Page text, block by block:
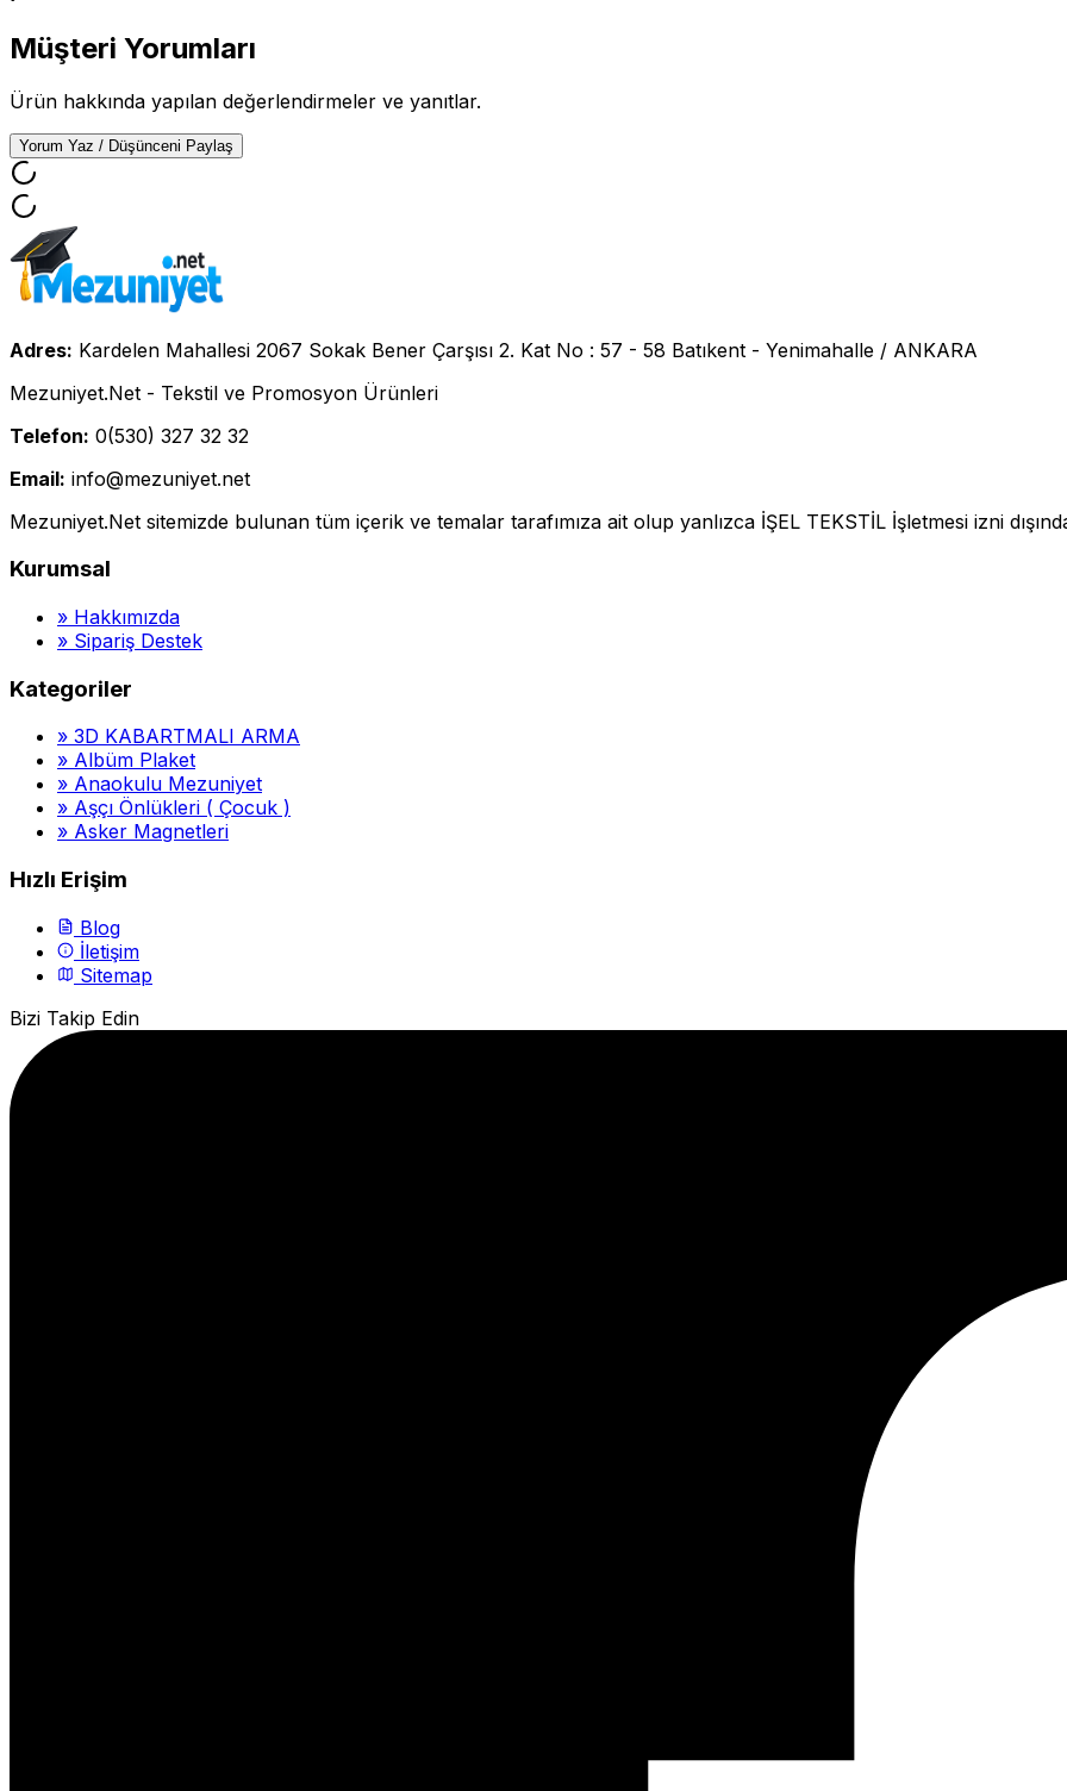
Müşteri Yorumları
Ürün hakkında yapılan değerlendirmeler ve yanıtlar.
Yorum Yaz / Düşünceni Paylaş
Adres: Kardelen Mahallesi 2067 Sokak Bener Çarşısı 2. Kat No : 57 - 58 Batıkent - Yenimahalle / ANKARA
Mezuniyet.Net - Tekstil ve Promosyon Ürünleri
Telefon: 0(530) 327 32 32
Email: info@mezuniyet.net
Mezuniyet.Net sitemizde bulunan tüm içerik ve temalar tarafımıza ait olup yanlızca İŞEL TEKSTİL İşletmesi izni
Kurumsal
» Hakkımızda
» Sipariş Destek
Kategoriler
» 3D KABARTMALI ARMA
» Albüm Plaket
» Anaokulu Mezuniyet
» Aşçı Önlükleri ( Çocuk )
» Asker Magnetleri
Hızlı Erişim
Blog
İletişim
Sitemap
Bizi Takip Edin